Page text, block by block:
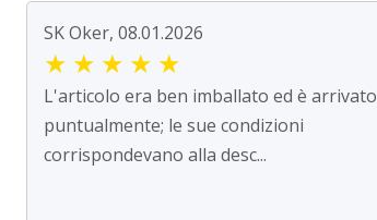
SK Oker, 08.01.2026
★ ★ ★ ★ ★
L'articolo era ben imballato ed è arrivato
puntualmente; le sue condizioni
corrispondevano alla desc...